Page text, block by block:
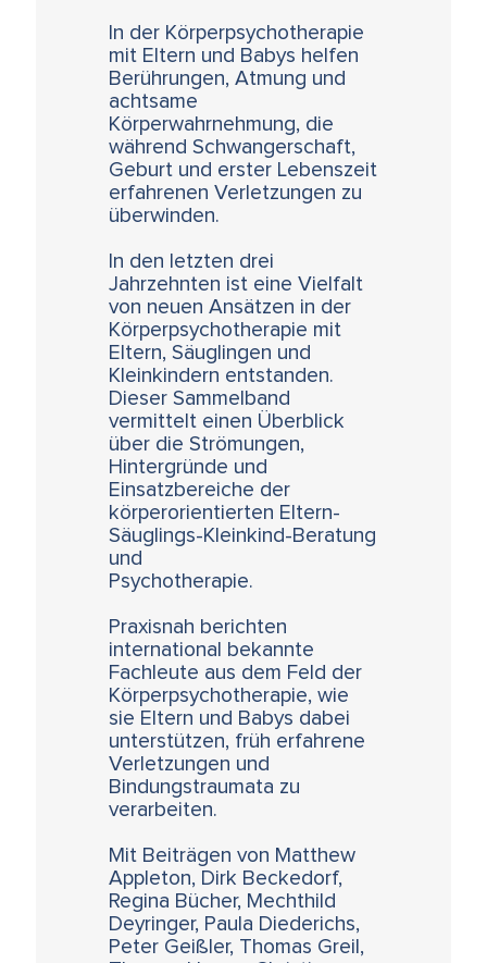
In der Körperpsychotherapie
mit Eltern und Babys helfen
Berührungen, Atmung und
achtsame
Körperwahrnehmung, die
während Schwangerschaft,
Geburt und erster Lebenszeit
erfahrenen Verletzungen zu
überwinden.
In den letzten drei
Jahrzehnten ist eine Vielfalt
von neuen Ansätzen in der
Körperpsychotherapie mit
Eltern, Säuglingen und
Kleinkindern entstanden.
Dieser Sammelband
vermittelt einen Überblick
über die Strömungen,
Hintergründe und
Einsatzbereiche der
körperorientierten Eltern-
Säuglings-Kleinkind-Beratung
und
Psychotherapie.
Praxisnah berichten
international bekannte
Fachleute aus dem Feld der
Körperpsychotherapie, wie
sie Eltern und Babys dabei
unterstützen, früh erfahrene
Verletzungen und
Bindungstraumata zu
verarbeiten.
Mit Beiträgen von Matthew
Appleton, Dirk Beckedorf,
Regina Bücher, Mechthild
Deyringer, Paula Diederichs,
Peter Geißler, Thomas Greil,